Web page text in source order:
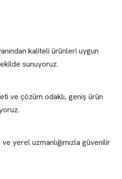
kaliteli ürünleri uygun
sunuyoruz.
ve çözüm odaklı, geniş ürün
ve yerel uzmanlığımızla güvenilir